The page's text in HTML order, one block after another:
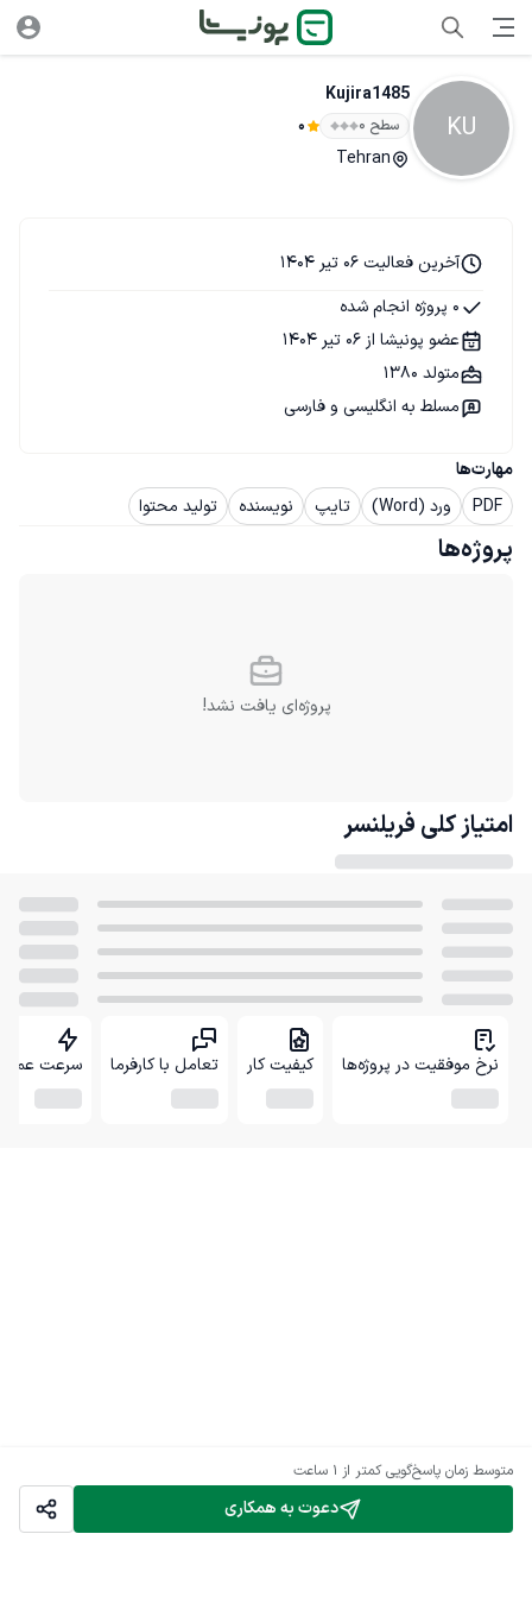
KU
Kujira1485
سطح ۰ 0
Tehran
دعوت به همکاری
متوسط زمان پاسخ‌گویی کمتر از 1 ساعت
مهارت‌ها
PDF
ورد (Word) تایپ نویسنده تولید محتوا
آخرین فعالیت 06 تیر 1404
0 پروژه انجام شده
عضو پونیشا از 06 تیر 1404
متولد 1380
مسلط به انگلیسی و فارسی
پروژه‌ها
پروژه‌ای یافت نشد!
امتیاز کلی فریلنسر
نرخ موفقیت در پروژه‌ها کیفیت کار تعامل با کارفرما سرعت عمل